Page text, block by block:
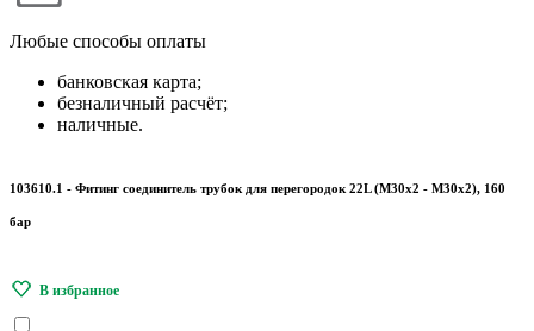
Любые способы оплаты
банковская карта;
безналичный расчёт;
наличные.
103610.1 - Фитинг соединитель трубок для перегородок 22L (М30x2 - М30х2), 160
бар